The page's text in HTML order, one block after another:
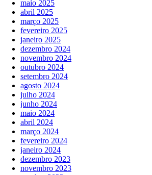
maio 2025
abril 2025
março 2025
fevereiro 2025
janeiro 2025
dezembro 2024
novembro 2024
outubro 2024
setembro 2024
agosto 2024
julho 2024
junho 2024
maio 2024
abril 2024
março 2024
fevereiro 2024
janeiro 2024
dezembro 2023
novembro 2023